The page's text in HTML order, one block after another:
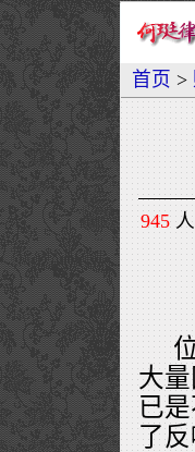
首页 >
945人
大
已
了